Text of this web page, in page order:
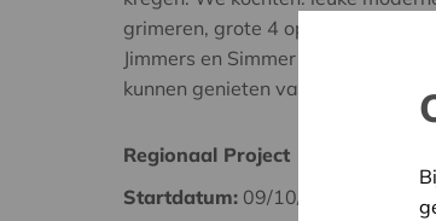
grimeren, grote 4 op 1 rij, hoepels
Jimmers en Simmer hebben
kunnen genieten van al deze fijne
Regionaal Project
Startdatum: 09/10/2023